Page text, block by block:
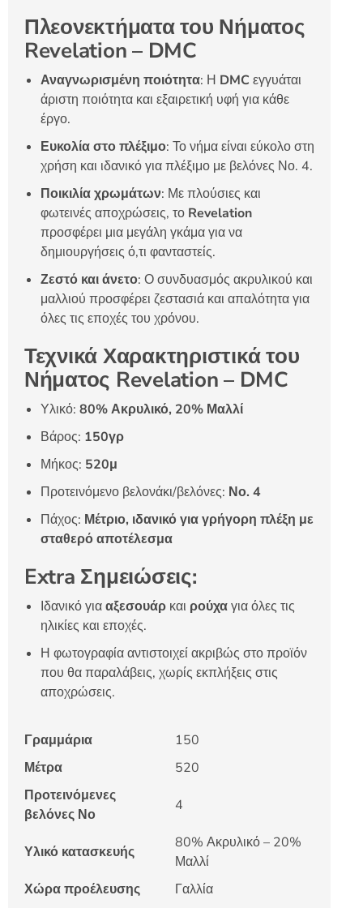
Πλεονεκτήματα του Νήματος
Revelation – DMC
Αναγνωρισμένη ποιότητα: Η DMCεγγυάται
άριστη ποιότητα και εξαιρετική υφή για κάθε
έργο.
Ευκολία στο πλέξιμο: Το νήμα είναι εύκολο στη
χρήση και ιδανικό για πλέξιμο με βελόνες Νο. 4.
Ποικιλία χρωμάτων: Με πλούσιες και
φωτεινές αποχρώσεις, το Revelation
προσφέρει μια μεγάλη γκάμα για να
δημιουργήσεις ό,τι φανταστείς.
Ζεστό και άνετο: Ο συνδυασμός ακρυλικού και
μαλλιού προσφέρει ζεστασιά και απαλότητα για
όλες τις εποχές του χρόνου.
Τεχνικά Χαρακτηριστικά του
Νήματος Revelation – DMC
Υλικό: 80% Ακρυλικό, 20% Μαλλί
Βάρος: 150γρ
Μήκος: 520μ
Προτεινόμενο βελονάκι/βελόνες: Νο. 4
Πάχος: Μέτριο, ιδανικό για γρήγορη πλέξη με
σταθερό αποτέλεσμα
Extra Σημειώσεις:
Ιδανικό γιααξεσουάρ και ρούχαγια όλες τις
ηλικίες και εποχές.
Η φωτογραφία αντιστοιχεί ακριβώς στο προϊόν
που θα παραλάβεις, χωρίς εκπλήξεις στις
αποχρώσεις.
Γραμμάρια
150
Μέτρα
520
Προτεινόμενες
βελόνες Νο
4
Υλικό κατασκευής
80% Ακρυλικό – 20%
Μαλλί
Χώρα προέλευσης
Γαλλία